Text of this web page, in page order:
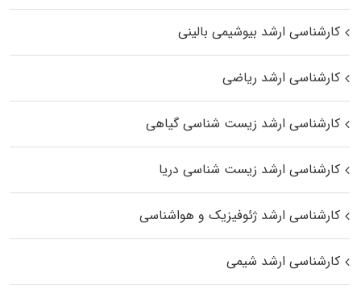
کارشناسی ارشد بیوشیمی بالینی
کارشناسی ارشد ریاضی
کارشناسی ارشد زیست‌ شناسی گیاهی
کارشناسی ارشد زیست‌ شناسی دریا
کارشناسی ارشد ژئوفیزیک و هواشناسی
کارشناسی ارشد شیمی